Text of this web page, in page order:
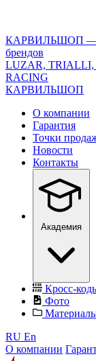
version="1.0"
encoding="utf-
8"?
>
КАРВИЛЬШОП —
брендов
LUZAR, TRIALLI,
RACING
КАРВИЛЬШОП
О компании
Гарантия
Точки
Новости
Контакты
Академия
Кросс-
Фото
RU En
О компании